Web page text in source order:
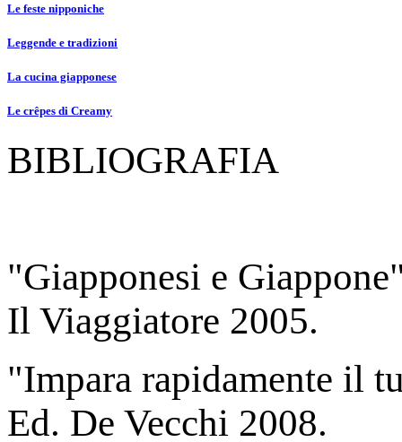
Le feste nipponiche
Leggende e tradizioni
La cucina giapponese
Le crêpes di Creamy
BIBLIOGRAFIA
"Giapponesi e
Il Viaggiatore 2005.
"Impara rapidamente il
Ed. De Vecchi 2008.